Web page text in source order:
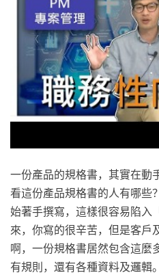
一份產品的規格書，其實在動
看這份產品規格書的人有哪些
始著手撰寫，這樣很容易陷入
來，你寫的很辛苦，但是客戶
啊，一份規格書居然包含這麼
有規則，還有各種資料及邏輯